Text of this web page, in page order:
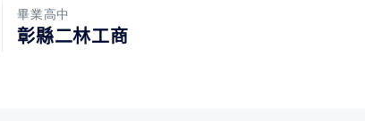
畢業高中
彰縣二林工商